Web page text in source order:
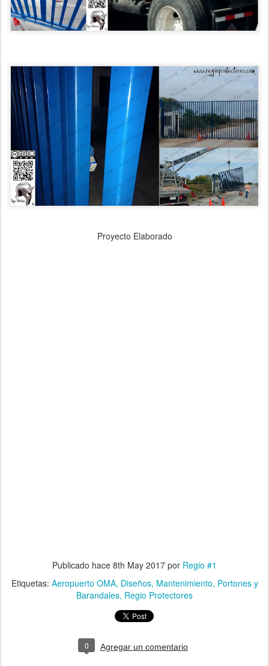
Proyecto Elaborado
Publicado hace 8th May 2017 por Regio #1
Etiquetas: Aeropuerto OMA Diseños Mantenimiento Portones y
Barandales Regio Protectores
0 Agregar un comentario